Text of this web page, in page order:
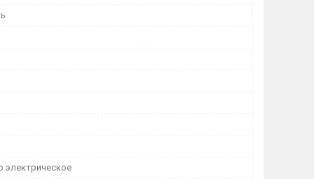
электрическое